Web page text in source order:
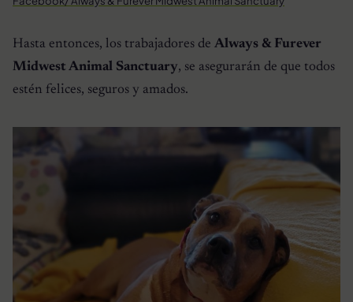
Hasta entonces, los trabajadores de Always & Furever
Midwest Animal Sanctuary, se asegurarán de que todos
estén felices, seguros y amados.